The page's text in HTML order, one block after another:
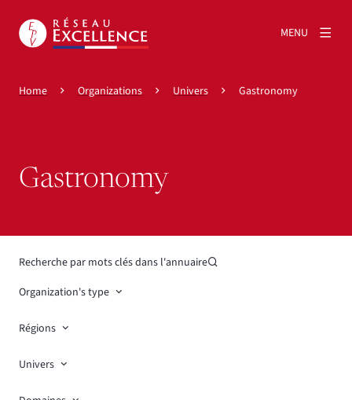
MENU
Home Organizations Univers Gastronomy
Gastronomy
Recherche par mots clés dans l'annuaire
Organization's type
Régions
Univers